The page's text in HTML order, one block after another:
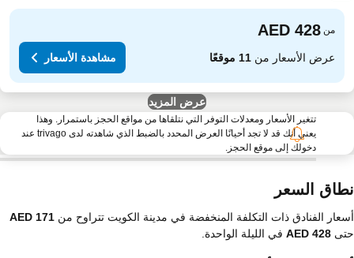
من
عرض الأسعار من11 موقعًا مشاهدة الأسعار
عرض المزيد
تتغير الأسعار ومعدلات التوفر التي نتلقاها من مواقع الحجز باستمرار. وهذا
يعني أنك قد لا تجد أحيانًا العرض المحدد بالضبط الذي شاهدته لدى trivago عند
دخولك إلى موقع الحجز.
السعر
الفنادق ذات التكلفة المنخفضة في مدينة الكويت تتراوح من
في الليلة الواحدة.